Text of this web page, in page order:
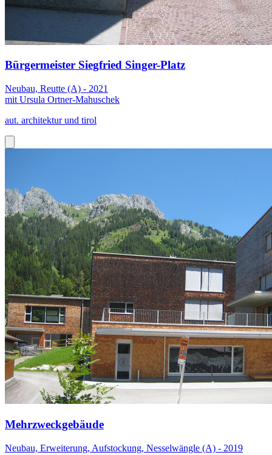
Bürgermeister Siegfried Singer-Platz
Neubau, Reutte (A) - 2021
mit Ursula Ortner-Mahuschek
aut. architektur und tirol
Mehrzweckgebäude
Neubau, Erweiterung, Aufstockung, Nesselwängle (A) - 2019